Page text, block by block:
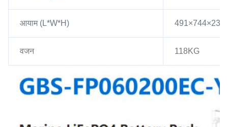
आयाम (L*W*H)
वजन 118KG